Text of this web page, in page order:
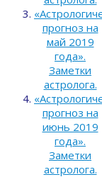
прогноз на
май 2019
года».
Заметки
астролога.
прогноз на
июнь 2019
года».
Заметки
астролога.